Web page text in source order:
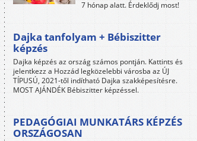
7 hónap alatt. Érdeklődj most!
Dajka tanfolyam + Bébiszitter
képzés
Dajka képzés az ország számos pontján. Kattints és
jelentkezz a Hozzád legközelebbi városba az ÚJ
TÍPUSÚ, 2021-től indítható Dajka szakképesítésre.
MOST AJÁNDÉK Bébiszitter képzéssel.
PEDAGÓGIAI MUNKATÁRS KÉPZÉS
ORSZÁGOSAN